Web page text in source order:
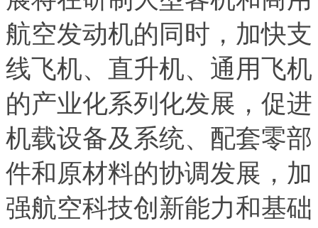
航空发动机的同时，加快支
线飞机、直升机、通用飞机
的产业化系列化发展，促进
机载设备及系统、配套零部
件和原材料的协调发展，加
强航空科技创新能力和基础